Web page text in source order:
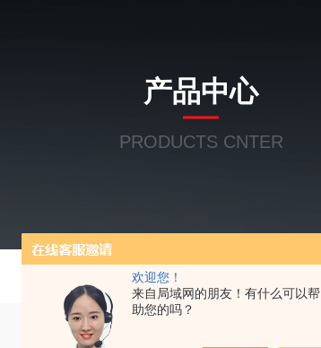
欢迎您！
来自局域网的朋友！有什么可以帮
助您的吗？
产品中心
PRODUCTS CNTER
当前位置：